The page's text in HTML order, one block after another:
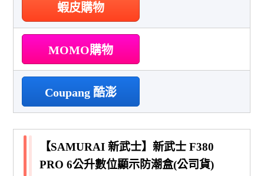
蝦皮購物
MOMO購物
Coupang 酷澎
【SAMURAI 新武士】新武士 F380
PRO 6公升數位顯示防潮盒(公司貨)